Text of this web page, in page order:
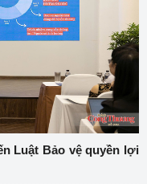
Luật Bảo vệ quyền lợi